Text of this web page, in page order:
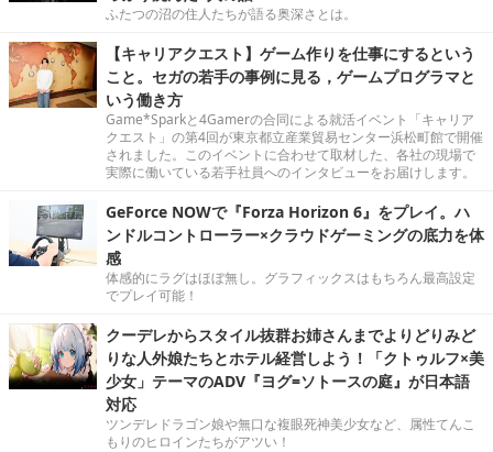
ふたつの沼の住人たちが語る奥深さとは。
【キャリアクエスト】ゲーム作りを仕事にするという
こと。セガの若手の事例に見る，ゲームプログラマと
いう働き方
Game*Sparkと4Gamerの合同による就活イベント「キャリア
クエスト」の第4回が東京都立産業貿易センター浜松町館で開催
されました。このイベントに合わせて取材した、各社の現場で
実際に働いている若手社員へのインタビューをお届けします。
GeForce NOWで『Forza Horizon 6』をプレイ。ハ
ンドルコントローラー×クラウドゲーミングの底力を体
感
体感的にラグはほぼ無し。グラフィックスはもちろん最高設定
でプレイ可能！
クーデレからスタイル抜群お姉さんまでよりどりみど
りな人外娘たちとホテル経営しよう！「クトゥルフ×美
少女」テーマのADV『ヨグ=ソトースの庭』が日本語
対応
ツンデレドラゴン娘や無口な複眼死神美少女など、属性てんこ
もりのヒロインたちがアツい！